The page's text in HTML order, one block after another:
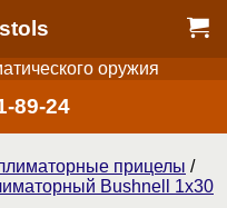
оружия
89-24
прицелы /
Bushnell 1х30